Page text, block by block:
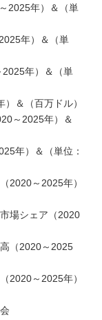
2025年）＆（単
年）＆（単
年）＆（単
＆（百万ドル）
～2025年）＆
年）＆（単位：
2020～2025年）
場シェア（2020
（2020～2025
2020～2025年）